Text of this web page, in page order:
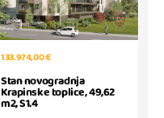
133.974,00 €
Stan novogradnja
Krapinske toplice, 49,62
m2, S1.4